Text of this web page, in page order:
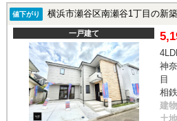
値下がり 横浜市瀬谷区南瀬谷1丁目の新
一戸建て
神
目
相
建
土